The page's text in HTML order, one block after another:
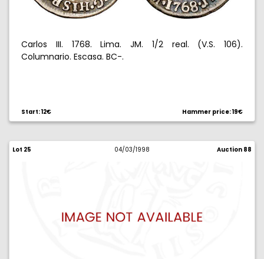
Carlos III. 1768. Lima. JM. 1/2 real. (V.S. 106).
Columnario. Escasa. BC-.
Start: 12€ Hammer price: 19€
Lot 25 04/03/1998 Auction 88